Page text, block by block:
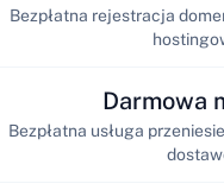
Bezpłatna rejestracja
Darmowa
Bezpłatna usługa